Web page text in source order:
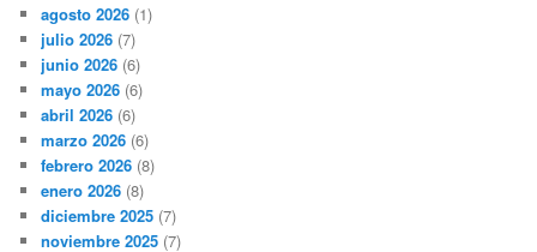
agosto 2026 (1)
julio 2026 (7)
junio 2026 (6)
mayo 2026 (6)
abril 2026 (6)
marzo 2026 (6)
febrero 2026 (8)
enero 2026 (8)
diciembre 2025 (7)
noviembre 2025 (7)